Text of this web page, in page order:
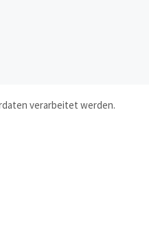
verarbeitet werden.